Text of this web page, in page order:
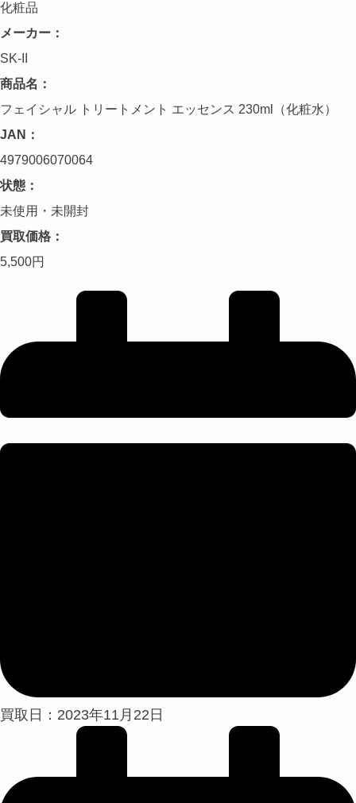
化粧品
メーカー：
SK-II
商品名：
フェイシャル トリートメント エッセンス 230ml（化粧水）
JAN：
4979006070064
状態：
未使用・未開封
買取価格：
5,500円
買取日：2023年11月22日